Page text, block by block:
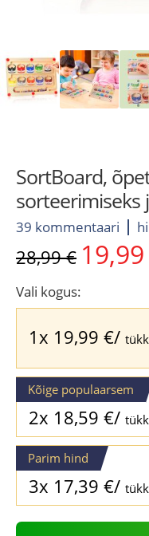
SortBoard,
sorteerimiseks
39 kommentaari
28,99€ Algne
hind
oli:
28,99 €.
19,99
Vali kogus:
1x 19,99 €/ tükk
Kõige populaarsem
2x 18,59 €/ tükk
Parim hind
3x 17,39 €/ tükk